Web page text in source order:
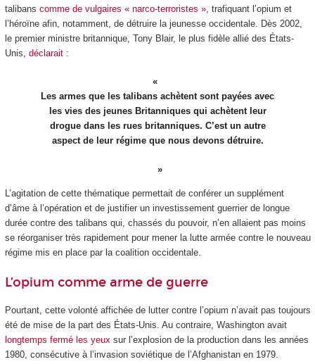
talibans comme de vulgaires « narco-terroristes », trafiquant l’opium et
l’héroïne afin, notamment, de détruire la jeunesse occidentale. Dès 2002,
le premier ministre britannique, Tony Blair, le plus fidèle allié des États-
Unis, déclarait:
Les armes que les talibans achètent sont payées avec
les vies des jeunes Britanniques qui achètent leur
drogue dans les rues britanniques. C’est un autre
aspect de leur régime que nous devons détruire.
L’agitation de cette thématique permettait de conférer un supplément
d’âme à l’opération et de justifier un investissement guerrier de longue
durée contre des talibans qui, chassés du pouvoir, n’en allaient pas moins
se réorganiser très rapidement pour mener la lutte armée contre le nouveau
régime mis en place par la coalition occidentale.
L’opium comme arme de guerre
Pourtant, cette volonté affichée de lutter contre l’opium n’avait pas toujours
été de mise de la part des États-Unis. Au contraire, Washington avait
longtemps fermé les yeux sur l’explosion de la production dans les années
1980, consécutive à l’invasion soviétique de l’Afghanistan en 1979.